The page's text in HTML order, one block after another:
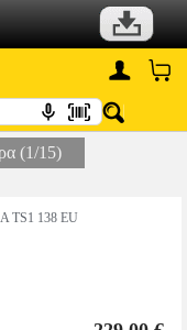
(1/15)
TS1 138 EU